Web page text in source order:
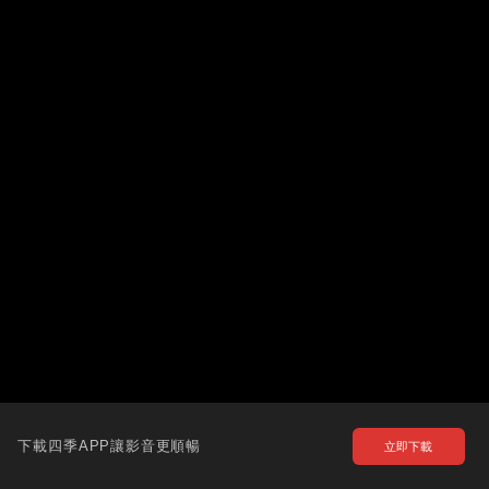
下載四季APP讓影音更順暢 立即下載